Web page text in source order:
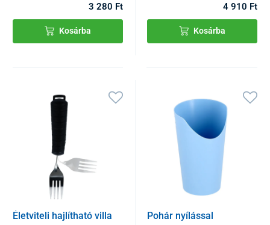
3 280 Ft
Kosárba
4 910 Ft
Kosárba
Életviteli hajlítható villa Pohár nyílással